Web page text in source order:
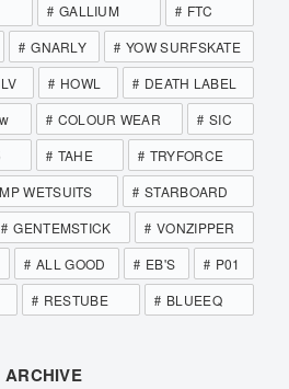
GALLIUM
FTC
GNARLY
YOW SURFSKATE
HOWL
DEATH LABEL
COLOUR WEAR
SIC
TAHE
TRYFORCE
WETSUITS
STARBOARD
GENTEMSTICK
VONZIPPER
ALL GOOD EB'S
P01
RESTUBE BLUEEQ
ARCHIVE